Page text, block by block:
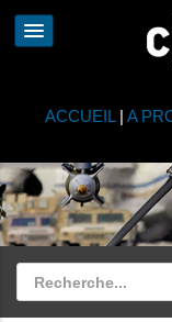
ACCUEIL | A